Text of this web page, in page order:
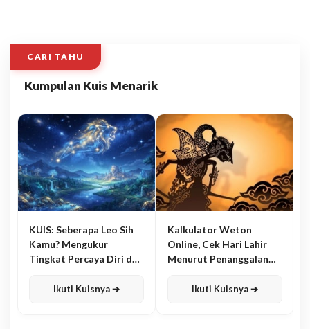
CARI TAHU
Kumpulan Kuis Menarik
KUIS: Seberapa Leo Sih
Kamu? Mengukur
Tingkat Percaya Diri dan
Ikuti Kuisnya ➔
Kalkulator Weton
Online, Cek Hari Lahir
Menurut Penanggalan
Ikuti Kuisnya ➔